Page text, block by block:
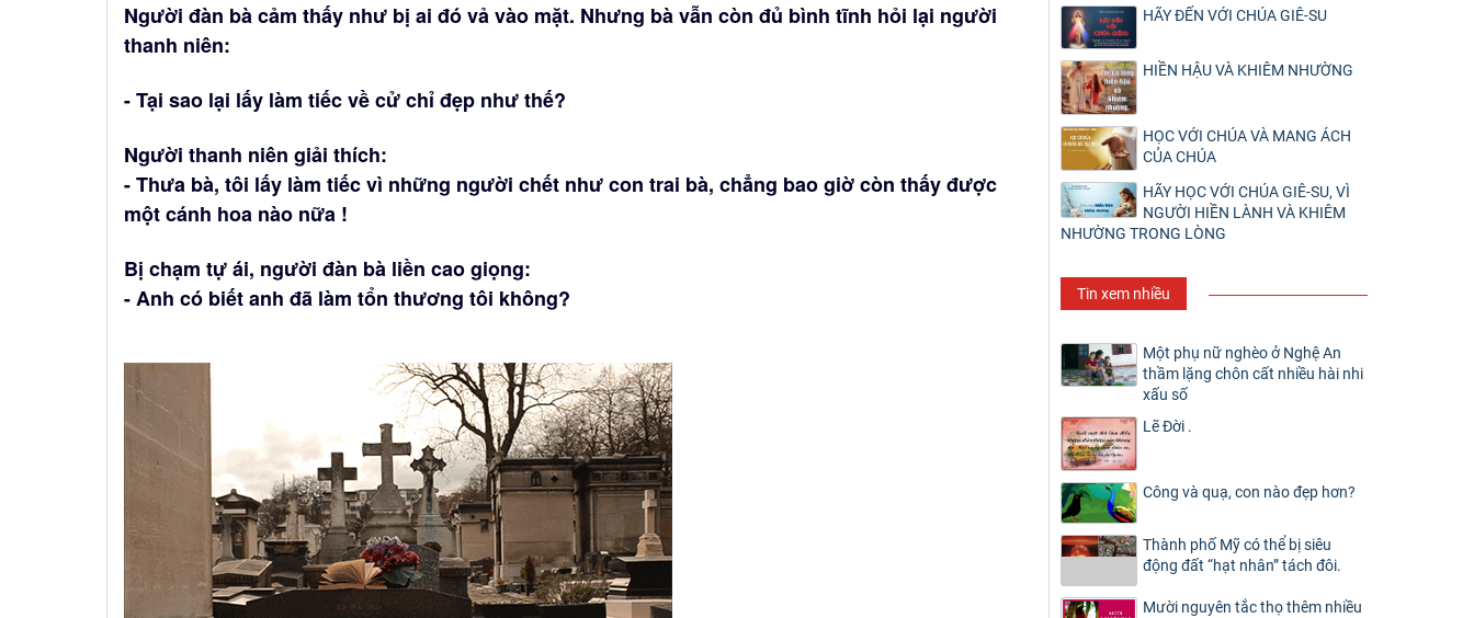
Người đàn bà cảm thấy như bị ai đó vả vào mặt. Nhưng bà vẫn còn đủ bình tĩnh hỏi lại người
thanh niên:
- Tại sao lại lấy làm tiếc về cử chỉ đẹp như thế?
Người thanh niên giải thích:
- Thưa bà, tôi lấy làm tiếc vì những người chết như con trai bà, chẳng bao giờ còn thấy được
một cánh hoa nào nữa !
Bị chạm tự ái, người đàn bà liền cao giọng:
- Anh có biết anh đã làm tổn thương tôi không?
HÃY ĐẾN VỚI CHÚA GIÊ-SU
HIỀN HẬU VÀ KHIÊM NHƯỜNG
HỌC VỚI CHÚA VÀ MANG ÁCH
CỦA CHÚA
HÃY HỌC VỚI CHÚA GIÊ-SU, VÌ
NGƯỜI HIỀN LÀNH VÀ KHIÊM
NHƯỜNG TRONG LÒNG
Tin xem nhiều
Một phụ nữ nghèo ở Nghệ An
thầm lặng chôn cất nhiều hài nhi
xấu số
Lẽ Đời .
Công và quạ, con nào đẹp hơn?
Thành phố Mỹ có thể bị siêu
động đất “hạt nhân” tách đôi.
Mười nguyên tắc thọ thêm nhiều